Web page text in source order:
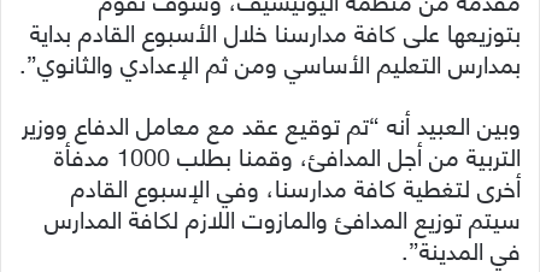
بتوزيعها على كافة مدارسنا خلال الأسبوع القادم بداية
بمدارس التعليم الأساسي ومن ثم الإعدادي والثانوي”.
وبين العبيد أنه “تم توقيع عقد مع معامل الدفاع ووزير
التربية من أجل المدافئ، وقمنا بطلب 1000 مدفأة
أخرى لتغطية كافة مدارسنا، وفي الإسبوع القادم
سيتم توزيع المدافئ والمازوت اللازم لكافة المدارس
في المدينة”.